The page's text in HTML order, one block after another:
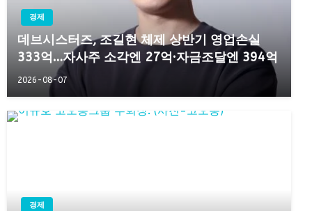
경제
데브시스터즈, 조길현 체제 상반기 영업손실
333억…자사주 소각엔 27억·자금조달엔 394억
2026-08-07
경제